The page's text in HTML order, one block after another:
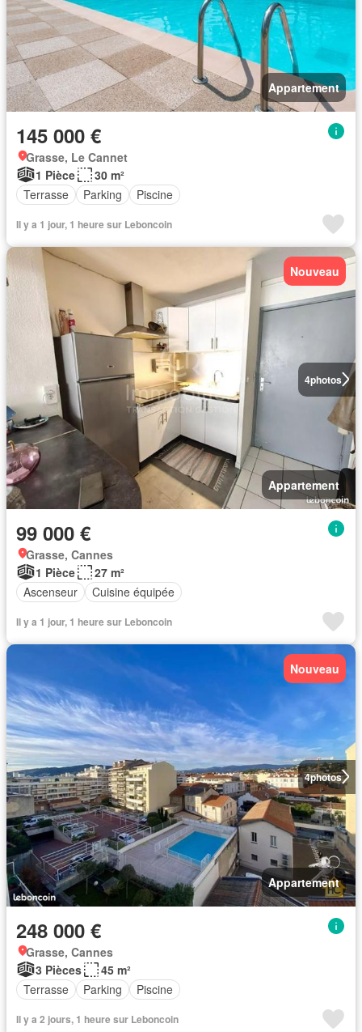
Appartement
145 000 €
Grasse, Le Cannet
1 Pièce
30 m²
Terrasse
Parking Piscine
Il y a 1 jour, 1 heure sur Leboncoin
4photos
Nouveau
Appartement
99 000 €
Grasse, Cannes
1 Pièce
27 m²
Ascenseur
Cuisine équipée
Il y a 1 jour, 1 heure sur Leboncoin
4photos
Nouveau
Appartement
248 000 €
Grasse, Cannes
3 Pièces
45 m²
Terrasse
Parking Piscine
Il y a 2 jours, 1 heure sur Leboncoin